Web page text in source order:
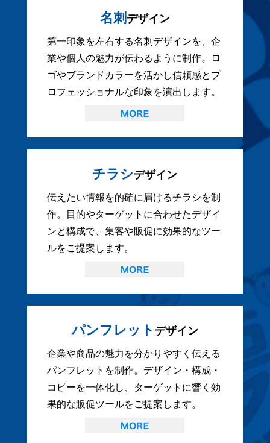
名刺 デザイン
第一印象を左右する名刺デザインを、企
業や個人の魅力が伝わるように制作。ロ
ゴやブランドカラーを活かし信頼感とプ
ロフェッショナルな印象を演出します。
チラシデザイン
伝えたい情報を的確に届けるチラシを制
作。目的やターゲットに合わせたデザイ
ンと構成で、集客や販促に効果的なツー
ルをご提案します。
パンフレット デザイン
企業や商品の魅力を分かりやすく伝える
パンフレットを制作。デザイン・構成・
コピーを一体化し、ターゲットに響く効
果的な販促ツールをご提案します。